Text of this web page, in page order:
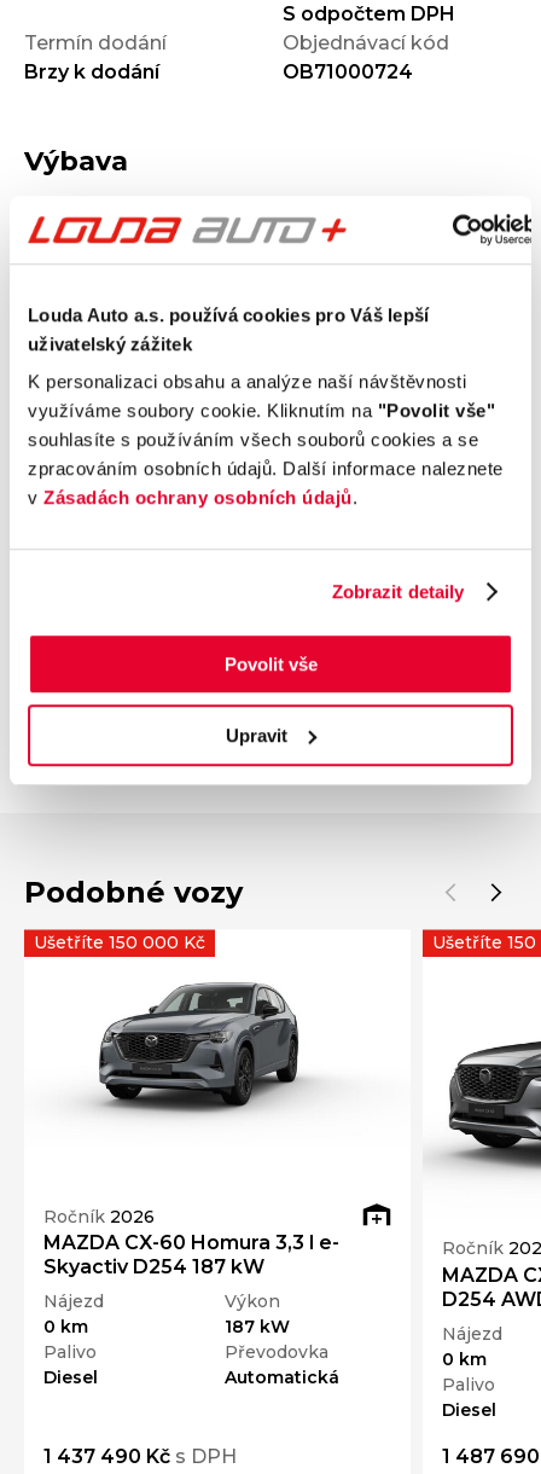
Louda Auto a.s. používá cookies pro Váš lepší
uživatelský zážitek
K personalizaci obsahu a analýze naší návštěvnosti
využíváme soubory cookie. Kliknutím na "Povolit vše"
souhlasíte s používáním všech souborů cookies a se
zpracováním osobních údajů. Další informace naleznete
v Zásadách ochrany osobních údajů.
Zobrazit detaily
Povolit vše
Upravit
S odpočtem DPH
Termín dodání
Brzy k dodání
Objednávací kód
OB71000724
Výbava
Vnější vzhled a výbava
Komfort
Multimédia
Bezpečnost a technika
Příplatková výbava
informativní charakter. Tato indikativní nabídka
není nabídkou ve smyslu § 1731 nebo § 1732
občanského zákoníku, ani se nejedná o veřejný
příslib dle § 1733 občanského zákoníku. Z této
Podobné vozy
Ročník 2026
MAZDA CX-60 Homura 3,3 l e-
Skyactiv D254 187 kW
Nájezd
0 km
Výkon
187 kW
Palivo
Diesel
Převodovka
Automatická
1 437 490 Kč s DPH
Ušetříte 150 000 Kč
Ročník
MAZDA
D254
Nájezd
0 km
Palivo
Diesel
1 487
Ušetříte